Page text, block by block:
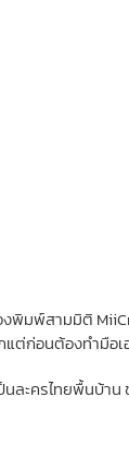
มพ์สามมิติ
ก่อนต้องทำมือเ
ะครไทยพื้นบ้าน